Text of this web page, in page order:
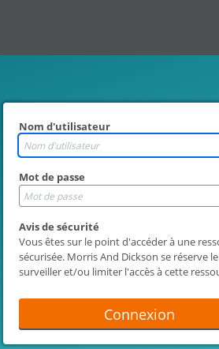
Nom d'utilisateur
Mot de passe
Avis de sécurité
Vous êtes sur le point d'accéder à une
sécurisée. Morris And Dickson se réserve
surveiller et/ou limiter l'accès à cette
Connexion